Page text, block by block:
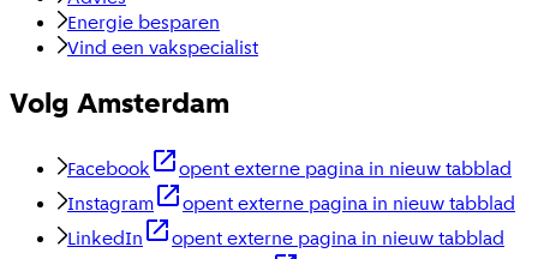
Energie besparen
Vind een vakspecialist
Volg Amsterdam
Facebook
opent externe pagina in nieuw tabblad
Instagram
opent externe pagina in nieuw tabblad
LinkedIn
opent externe pagina in nieuw tabblad